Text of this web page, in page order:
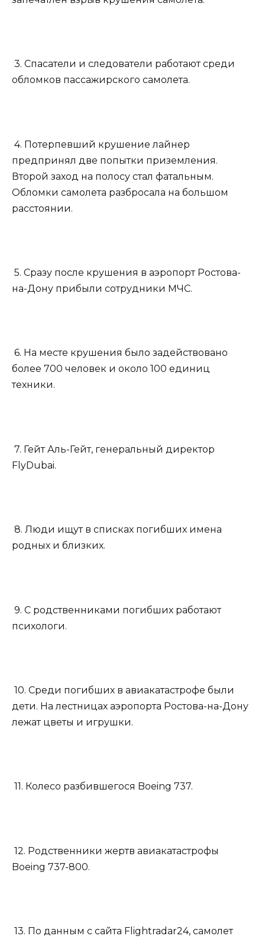
3. Спасатели и следователи работают среди
обломков пассажирского самолета.
4. Потерпевший крушение лайнер
предпринял две попытки приземления.
Второй заход на полосу стал фатальным.
Обломки самолета разбросала на большом
расстоянии.
5. Сразу после крушения в аэропорт Ростова-
на-Дону прибыли сотрудники МЧС.
6. На месте крушения было задействовано
более 700 человек и около 100 единиц
техники.
7. Гейт Аль-Гейт, генеральный директор
FlyDubai.
8. Люди ищут в списках погибших имена
родных и близких.
9. С родственниками погибших работают
психологи.
10. Среди погибших в авиакатастрофе были
дети. На лестницах аэропорта Ростова-на-Дону
лежат цветы и игрушки.
11. Колесо разбившегося Boeing 737.
12. Родственники жертв авиакатастрофы
Boeing 737-800.
13. По данным с сайта Flightradar24, самолет